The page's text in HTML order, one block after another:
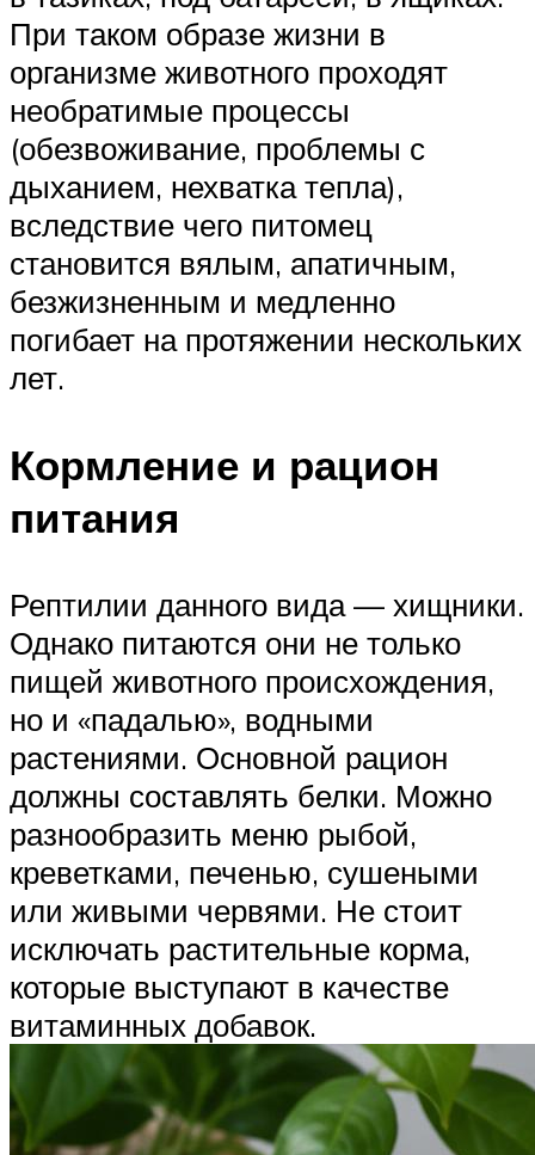
При таком образе жизни в
организме животного проходят
необратимые процессы
(обезвоживание, проблемы с
дыханием, нехватка тепла),
вследствие чего питомец
становится вялым, апатичным,
безжизненным и медленно
погибает на протяжении нескольких
лет.
Кормление и рацион
питания
Рептилии данного вида — хищники.
Однако питаются они не только
пищей животного происхождения,
но и «падалью», водными
растениями. Основной рацион
должны составлять белки. Можно
разнообразить меню рыбой,
креветками, печенью, сушеными
или живыми червями. Не стоит
исключать растительные корма,
которые выступают в качестве
витаминных добавок.